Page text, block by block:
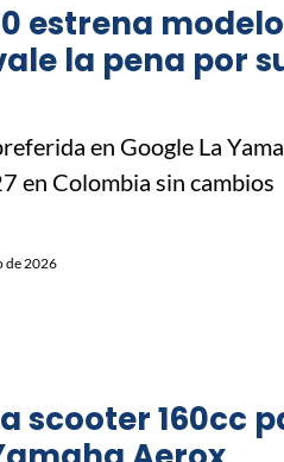
estrena
la pena por
en Google La
en Colombia sin cambios
de 2026
scooter 160cc